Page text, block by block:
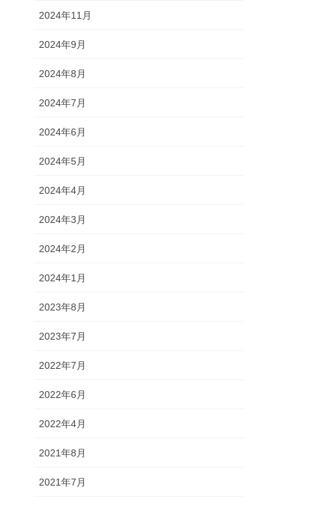
2024年11月
2024年9月
2024年8月
2024年7月
2024年6月
2024年5月
2024年4月
2024年3月
2024年2月
2024年1月
2023年8月
2023年7月
2022年7月
2022年6月
2022年4月
2021年8月
2021年7月